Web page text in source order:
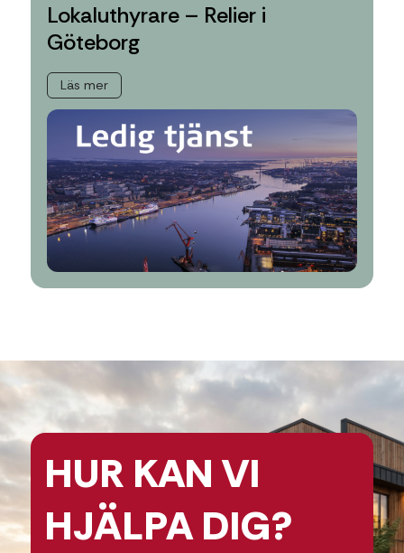
Lokaluthyrare – Relier i
Göteborg
Läs mer
HUR KAN VI
HJÄLPADIG?